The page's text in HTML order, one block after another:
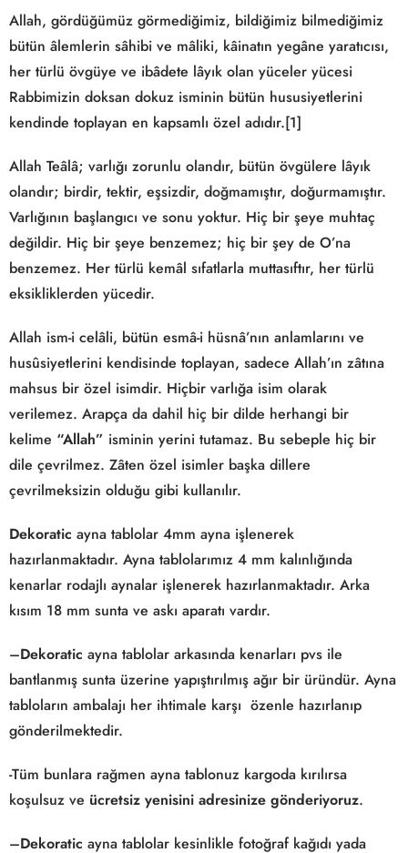
Allah, gördüğümüz görmediğimiz, bildiğimiz bilmediğimiz
bütün âlemlerin sâhibi ve mâliki, kâinatın yegâne yaratıcısı,
her türlü övgüye ve ibâdete lâyık olan yüceler yücesi
Rabbimizin doksan dokuz isminin bütün hususiyetlerini
kendinde toplayan en kapsamlı özel adıdır.[1]
Allah Teâlâ; varlığı zorunlu olandır, bütün övgülere lâyık
olandır; birdir, tektir, eşsizdir, doğmamıştır, doğurmamıştır.
Varlığının başlangıcı ve sonu yoktur. Hiç bir şeye muhtaç
değildir. Hiç bir şeye benzemez; hiç bir şey de O’na
benzemez. Her türlü kemâl sıfatlarla muttasıftır, her türlü
eksikliklerden yücedir.
Allah ism-i celâli, bütün esmâ-i hüsnâ’nın anlamlarını ve
husûsiyetlerini kendisinde toplayan, sadece Allah’ın zâtına
mahsus bir özel isimdir. Hiçbir varlığa isim olarak
verilemez. Arapça da dahil hiç bir dilde herhangi bir
kelime “Allah” isminin yerini tutamaz. Bu sebeple hiç bir
dile çevrilmez. Zâten özel isimler başka dillere
çevrilmeksizin olduğu gibi kullanılır.
Dekoratic ayna tablolar 4mm ayna işlenerek
hazırlanmaktadır. Ayna tablolarımız 4 mm kalınlığında
kenarlar rodajlı aynalar işlenerek hazırlanmaktadır. Arka
kısım 18 mm sunta ve askı aparatı vardır.
–Dekoratic ayna tablolar arkasında kenarları pvs ile
bantlanmış sunta üzerine yapıştırılmış ağır bir üründür. Ayna
tabloların ambalajı her ihtimale karşı özenle hazırlanıp
gönderilmektedir.
-Tüm bunlara rağmen ayna tablonuz kargoda kırılırsa
koşulsuz ve ücretsiz yenisini adresinize gönderiyoruz.
–Dekoratic ayna tablolar kesinlikle fotoğraf kağıdı yada